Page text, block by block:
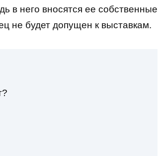
в него вносятся ее собственные
не будет допущен к выставкам.